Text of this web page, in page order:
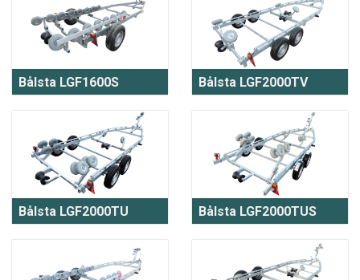
Bålsta LGF1600S Bålsta LGF2000TV
Bålsta LGF2000TU Bålsta LGF2000TUS